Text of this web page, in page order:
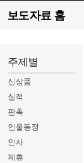
보도자료 홈
주제별
신상품
실적
판촉
인물동정
인사
제휴